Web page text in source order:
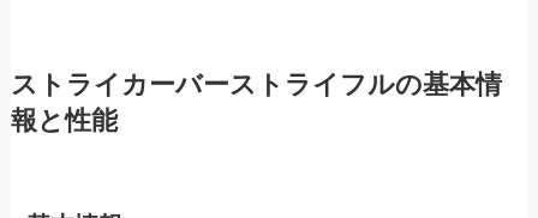
ストライカーバーストライフルの基本情
報と性能